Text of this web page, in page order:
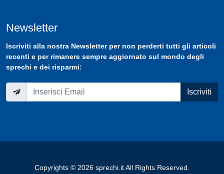
Newsletter
Iscriviti alla nostra Newsletterper non perderti tutti gli articoli
recenti e per rimanere sempre aggiornato sul mondo degli
sprechi e dei risparmi:
Iscriviti
Copyrights © 2026 sprechi.it All Rights Reserved.